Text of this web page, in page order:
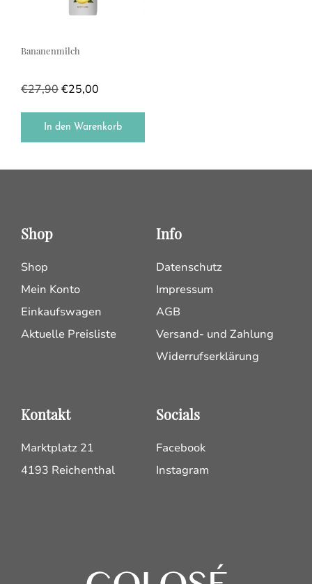
Bananenmilch
€27,90€25,00
In den Warenkorb
Shop
Shop
Mein Konto
Einkaufswagen
Aktuelle Preisliste
Info
Datenschutz
Impressum
AGB
Versand- und Zahlung
Widerrufserklärung
Kontakt
Marktplatz 21
4193 Reichenthal
Socials
Facebook
Instagram